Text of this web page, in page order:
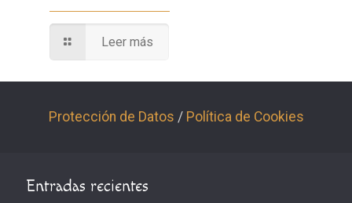
Leer más
Protección de Datos / Política de Cookies
Entradas recientes